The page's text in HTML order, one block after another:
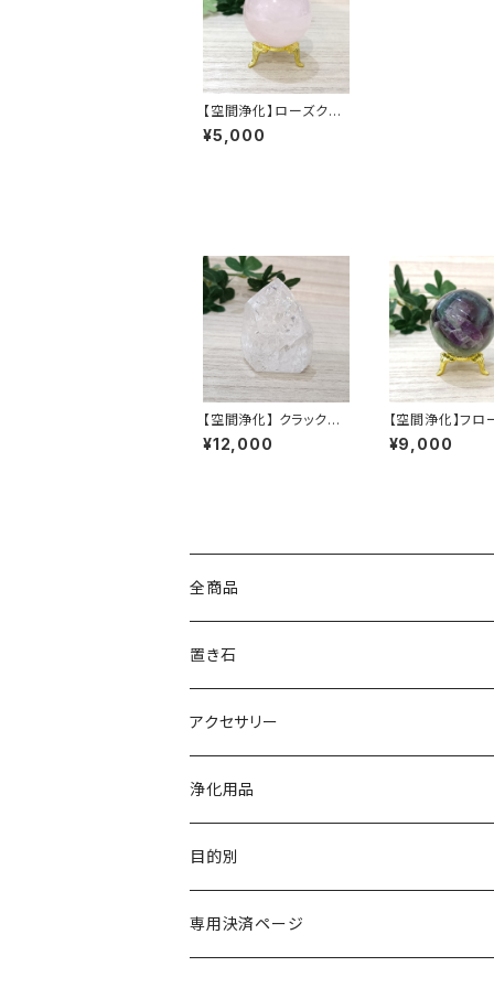
【空間浄化】ローズクォ
ーツ 丸玉 台座付き 43
mm
¥5,000
【空間浄化】 クラック水
晶 ポイント
¥12,000
【空間浄化】フロ
ト 丸玉 台座付
m
¥9,000
全商品
置き石
原石
ポイント
丸玉
その他
アクセサリー
ブレスレット
ペンダント・ネックレス
その他
浄化用品
目的別
金運・財運・仕事運
専用決済ページ